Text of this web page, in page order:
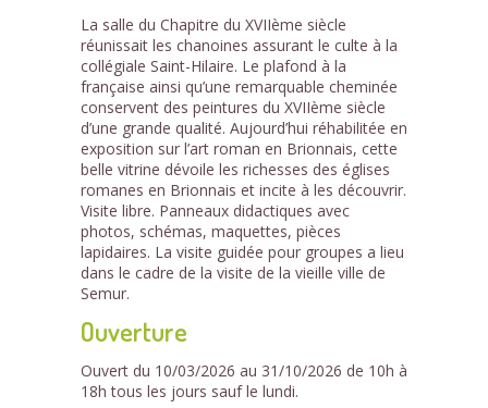
1
La salle du Chapitre du XVIIème siècle
réunissait les chanoines assurant le culte à la
collégiale Saint-Hilaire. Le plafond à la
française ainsi qu’une remarquable cheminée
conservent des peintures du XVIIème siècle
d’une grande qualité. Aujourd’hui réhabilitée en
exposition sur l’art roman en Brionnais, cette
belle vitrine dévoile les richesses des églises
romanes en Brionnais et incite à les découvrir.
Visite libre. Panneaux didactiques avec
photos, schémas, maquettes, pièces
lapidaires. La visite guidée pour groupes a lieu
dans le cadre de la visite de la vieille ville de
Semur.
Ouverture
Ouvert du 10/03/2026 au 31/10/2026 de 10h à
18h tous les jours sauf le lundi.